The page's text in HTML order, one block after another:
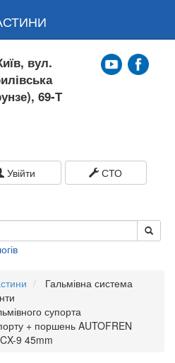
вул.
69-Т
Увійти СТО
Гальмівна система
супорта
+ поршень AUTOFREN
9 45mm